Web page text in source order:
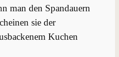
man den Spandauern
sie der
Kuchen